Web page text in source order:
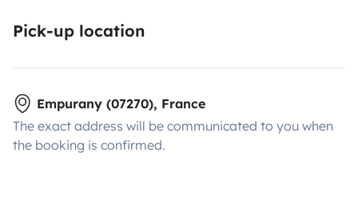
Pick-up location
Empurany (07270), France
The exact address will be communicated to you when
the booking is confirmed.